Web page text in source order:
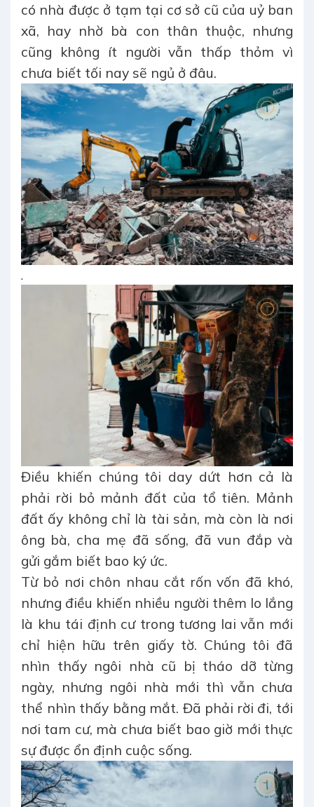
có nhà được ở tạm tại cơ sở cũ của uỷ ban
xã, hay nhờ bà con thân thuộc, nhưng
cũng không ít người vẫn thấp thỏm vì
chưa biết tối nay sẽ ngủ ở đâu.
.
Điều khiến chúng tôi day dứt hơn cả là
phải rời bỏ mảnh đất của tổ tiên. Mảnh
đất ấy không chỉ là tài sản, mà còn là nơi
ông bà, cha mẹ đã sống, đã vun đắp và
gửi gắm biết bao ký ức.
Từ bỏ nơi chôn nhau cắt rốn vốn đã khó,
nhưng điều khiến nhiều người thêm lo lắng
là khu tái định cư trong tương lai vẫn mới
chỉ hiện hữu trên giấy tờ. Chúng tôi đã
nhìn thấy ngôi nhà cũ bị tháo dỡ từng
ngày, nhưng ngôi nhà mới thì vẫn chưa
thể nhìn thấy bằng mắt. Đã phải rời đi, tới
nơi tam cư, mà chưa biết bao giờ mới thực
sự được ổn định cuộc sống.